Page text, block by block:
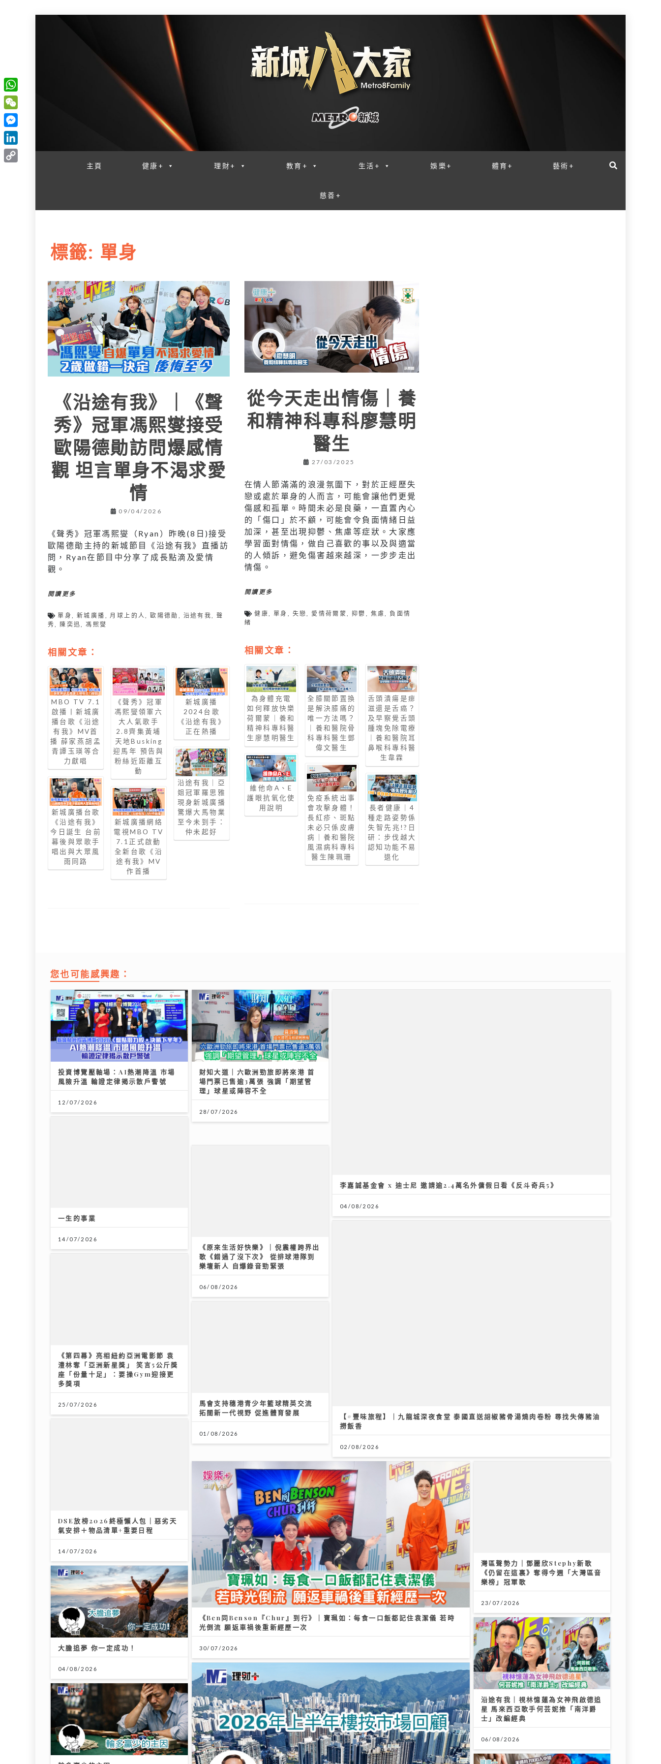
主頁 健康+ 理財+ 教育+ 生活+ 娛樂+ 體育+ 藝術+
慈善+
標籤: 單身
《沿途有我》｜《聲
秀》冠軍馮熙燮接受
歐陽德勛訪問爆感情
觀 坦言單身不渴求愛
情
09/04/2026
《聲秀》冠軍馮熙燮（Ryan）昨晚(8日)接受
歐陽德勛主持的新城節目《沿途有我》直播訪
問，Ryan在節目中分享了成長點滴及愛情
觀。
閱讀更多
單身,新城廣播 , 月球上的人, 歐陽德勛 , 沿途有我,聲
秀, 陳奕迅,馮熙燮
相關文章：
MBO TV 7.1
啟播丨新城廣
播台歌《沿途
有我》MV首
播 薛家燕胡孟
青譚玉瑛等合
力獻唱
新城廣播台歌
《沿途有我》
今日誕生 台前
幕後與眾歌手
唱出與大眾風
雨同路
《聲秀》冠軍
馮熙燮領軍六
大人氣歌手
2.8齊集黃埔
天地Busking
迎馬年 預告與
粉絲近距離互
動
新城廣播網絡
電視MBO TV
7.1正式啟動
全新台歌《沿
途有我》MV
作首播
新城廣播
2024台歌
《沿途有我》
正在熱播
沿途有我｜亞
姐冠軍羅思雅
現身新城廣播
驚爆大馬物業
至今未到手：
仲未起好
從今天走出情傷｜養
和精神科專科廖慧明
醫生
27/03/2025
在情人節滿滿的浪漫氛圍下，對於正經歷失
戀或處於單身的人而言，可能會讓他們更覺
傷感和孤單。時間未必是良藥，一直置內心
的「傷口」於不顧，可能會令負面情緒日益
加深，甚至出現抑鬱、焦慮等症狀。大家應
學習面對情傷，做自己喜歡的事以及與適當
的人傾訴，避免傷害越來越深，一步步走出
情傷。
閱讀更多
健康, 單身 , 失戀, 愛情荷爾蒙,抑鬱 , 焦慮,負面情
緒
相關文章：
為身體充電
如何釋放快樂
荷爾蒙｜養和
精神科專科醫
生廖慧明醫生
維他命A、E
護眼抗氧化使
用說明
全膝關節置換
是解決膝痛的
唯一方法嗎？
｜養和醫院骨
科專科醫生鄧
偉文醫生
免疫系統出事
會攻擊身體！
長紅疹、斑點
未必只係皮膚
病｜養和醫院
風濕病科專科
醫生陳珮珊
舌頭潰瘍是痱
滋還是舌癌？
及早察覺舌頭
腫塊免除電療
｜養和醫院耳
鼻喉科專科醫
生韋霖
長者健康｜4
種走路姿勢係
失智先兆!?日
研：步伐越大
認知功能不易
退化
您也可能感興趣：
投資博覽壓軸場：AI熱潮降溫 市場
風險升溫 輪證定律揭示散戶警號
12/07/2026
財知大道｜六歐洲勁旅即將來港 首
場門票已售逾3萬張 強調「期望管
理」球星或陣容不全
28/07/2026
14/07/2026
06/08/2026
座「份量十足」：要操Gym迎接更
多獎項
25/07/2026
01/08/2026
14/07/2026
《Ben同Benson『Chur』到行》｜寶珮如：每食一口飯都記住袁潔儀 若時
光倒流 願返車禍後重新經歷一次
30/07/2026
灣區聲勢力｜鄧麗欣Stephy新歌
《仍留在這裏》奪得今週「大灣區音
樂榜」冠軍歌
23/07/2026
大膽追夢 你一定成功！
04/08/2026
沿途有我｜視林憶蓮為女神飛啟德追
星 馬來西亞歌手何芸妮推「南洋爵
士」改編經典
輸多贏少的主因
W
h
a
t
s
W
e
C
h
M
e
s
L
i